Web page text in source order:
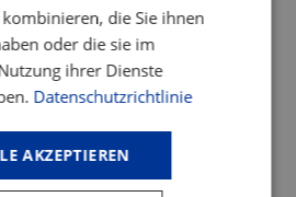
die Sie ihnen
oder die sie im
ihrer Dienste
Datenschutzrichtlinie
AKZEPTIEREN